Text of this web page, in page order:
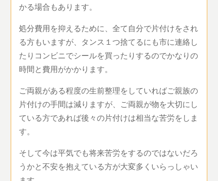
かる場合もあります。
処分費用を抑えるために、全て自分で片付けをされ
る方もいますが、タンス１つ捨てるにも市に連絡し
たりコンビニでシールを買ったりするのでかなりの
時間と費用がかかります。
ご両親がある程度の生前整理をしていればご親族の
片付けの手間は減りますが、ご両親が物を大切にし
ている方であれば後々の片付けは相当な苦労をしま
す。
そして今は平気でも将来苦労をするのではないだろ
うかと不安を抱えている方が大変多くいらっしゃい